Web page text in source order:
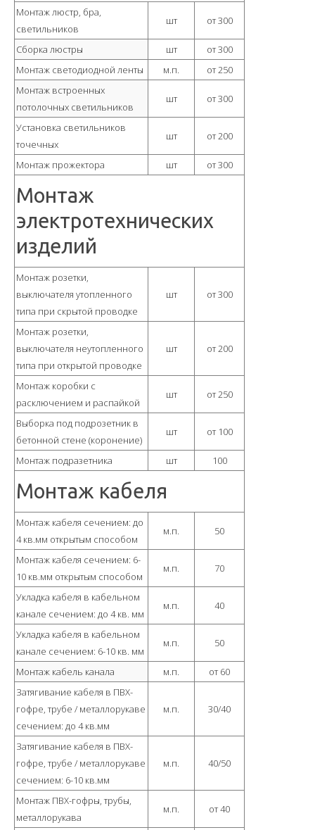
Монтаж люстр, бра,
светильников
шт от 300
Сборка люстры шт
от 300
Монтаж светодиодной ленты
м.п.
от 250
Монтаж встроенных
потолочных светильников
шт от 300
Установка светильников
точечных
шт от 200
Монтаж прожектора шт от 300
Монтаж
электротехнических
изделий
Монтаж розетки,
выключателя утопленного
типа при скрытой проводке
шт от 300
Монтаж розетки,
выключателя неутопленного
типа при открытой проводке
шт от 200
Монтаж коробки с
расключением и распайкой
шт от 250
Выборка под подрозетник в
бетонной стене (коронение)
шт от 100
Монтаж подразетника шт 100
Монтаж кабеля
Монтаж кабеля сечением: до
4 кв.мм открытым способом
м.п. 50
Монтаж кабеля сечением: 6-
10 кв.мм открытым способом
м.п. 70
Укладка кабеля в кабельном
канале сечением: до 4 кв. мм
м.п. 40
Укладка кабеля в кабельном
канале сечением: 6-10 кв. мм
м.п. 50
Монтаж кабель канала м.п.
от 60
Затягивание кабеля в ПВХ-
гофре, трубе / металлорукаве
сечением: до 4 кв.мм
м.п. 30/40
Затягивание кабеля в ПВХ-
гофре, трубе / металлорукаве
сечением: 6-10 кв.мм
м.п. 40/50
Монтаж ПВХ-гофры, трубы,
металлорукава
м.п. от 40